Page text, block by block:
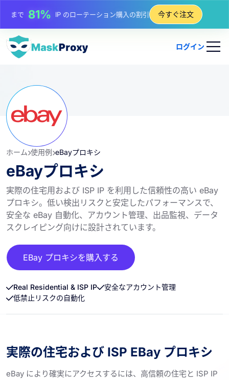
まで25%静的 IP 購入の割引
81%
今すぐ注文
ログイン
ホーム 使用例 eBayプロキシ
eBayプロキシ
実際の住宅用および ISP IP を利用した信頼性の高い eBay
プロキシ。低い検出リスクと安定したパフォーマンスで、
安全な eBay 自動化、アカウント管理、出品監視、データ
スクレイピング向けに設計されています。
EBay プロキシを購入する
Real Residential & ISP IP
安全なアカウント管理
低禁止リスクの自動化
実際の住宅および ISP EBay プロキシ
eBay により確実にアクセスするには、高信頼の住宅と ISP IP